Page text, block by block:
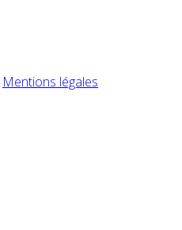
Mentions légales